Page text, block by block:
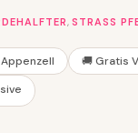
, STRASS
🚚 Gratis